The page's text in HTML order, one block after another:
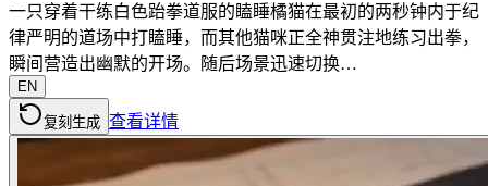
一只穿着干练白色跆拳道服的瞌睡橘猫在最初的两秒钟内于纪
律严明的道场中打瞌睡，而其他猫咪正全神贯注地练习出拳，
瞬间营造出幽默的开场。随后场景迅速切换…
EN
复刻生成 查看详情